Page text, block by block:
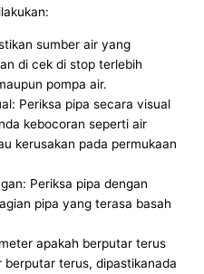
sumber air yang
di cek di stop terlebih
pompa air.
Periksa pipa secara visual
kebocoran seperti air
kerusakan pada permukaan
Periksa pipa dengan
pipa yang terasa basah
apakah berputar terus
terus, dipastikanada